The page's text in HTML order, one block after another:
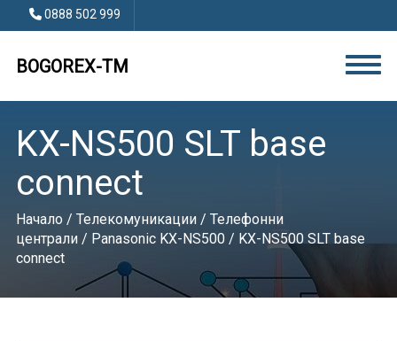
0888 502 999
BOGOREX-TM
KX-NS500 SLT base
connect
Начало / Телекомуникации/ Телефонни
централи/ Panasonic KX-NS500/ KX-NS500 SLT base
connect